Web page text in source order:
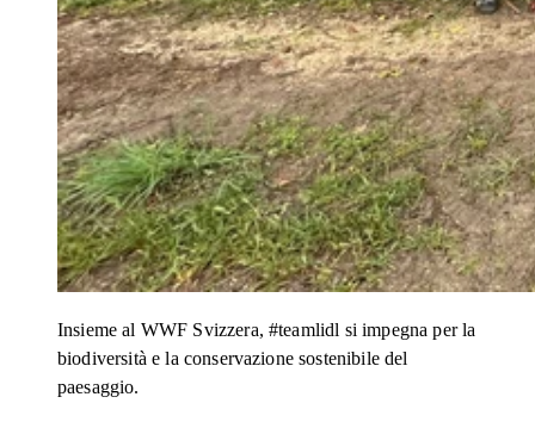
Insieme al WWF Svizzera, #teamlidl si impegna per la
biodiversità e la conservazione sostenibile del
paesaggio.